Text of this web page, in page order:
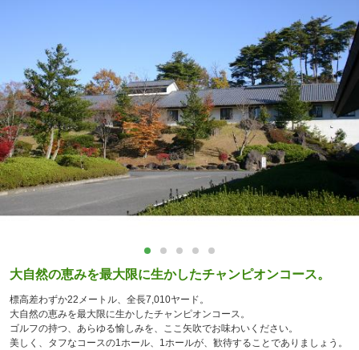
大自然の恵みを最大限に生かしたチャンピオンコース。
標高差わずか22メートル、全長7,010ヤード。
大自然の恵みを最大限に生かしたチャンピオンコース。
ゴルフの持つ、あらゆる愉しみを、ここ矢吹でお味わいください。
美しく、タフなコースの1ホール、1ホールが、歓待することでありましょう。